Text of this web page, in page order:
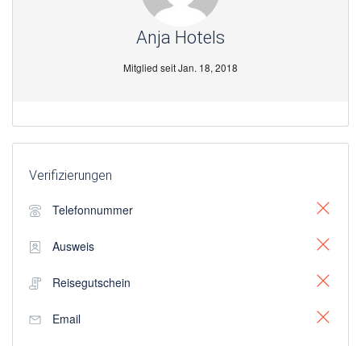
Anja Hotels
Mitglied seit Jan. 18, 2018
Verifizierungen
Telefonnummer
Ausweis
Reisegutschein
Email